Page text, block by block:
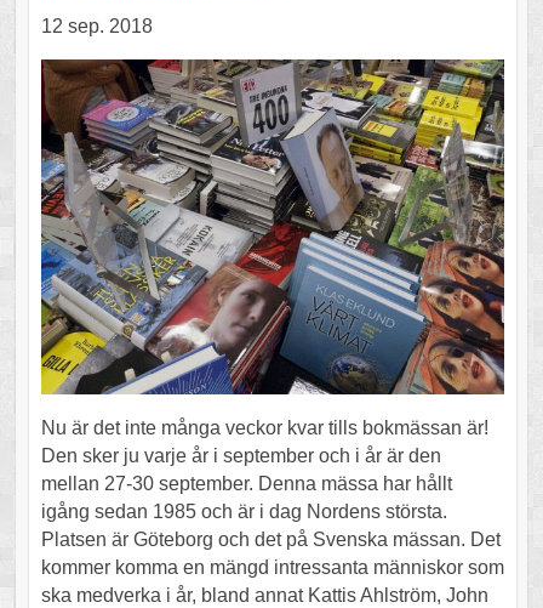
12 sep. 2018
Nu är det inte många veckor kvar tills bokmässan är!
Den sker ju varje år i september och i år är den
mellan 27-30 september. Denna mässa har hållt
igång sedan 1985 och är i dag Nordens största.
Platsen är Göteborg och det på Svenska mässan. Det
kommer komma en mängd intressanta människor som
ska medverka i år, bland annat Kattis Ahlström, John